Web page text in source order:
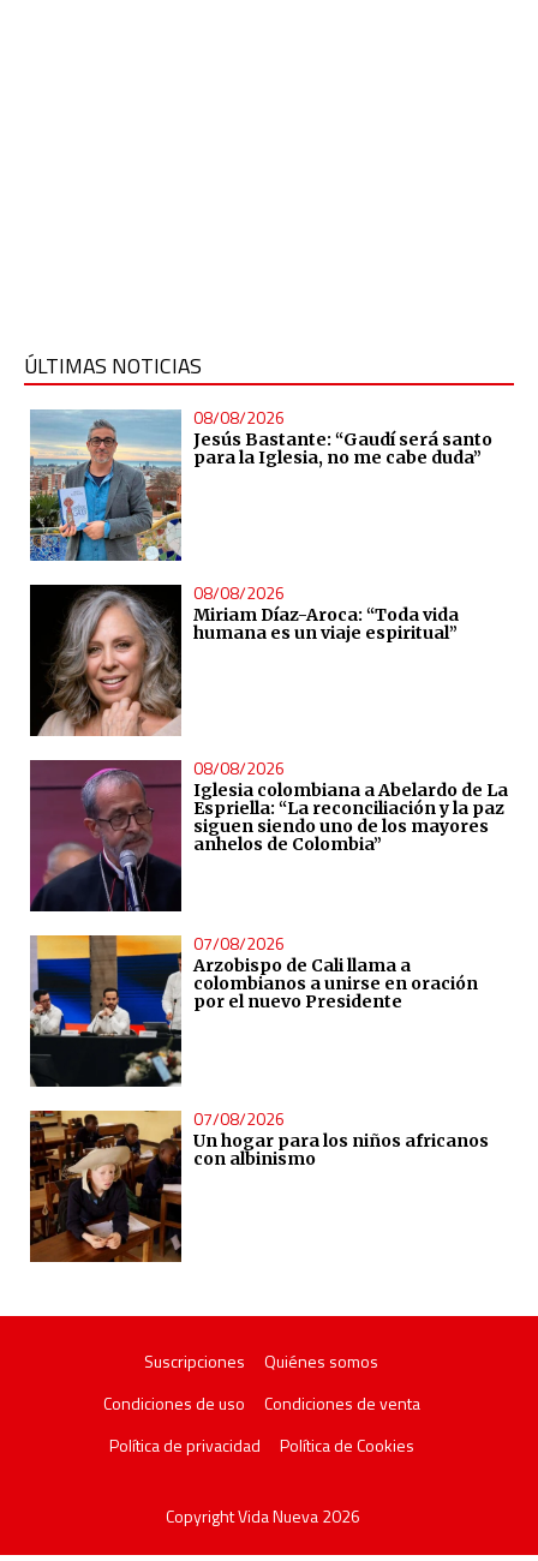
ÚLTIMAS NOTICIAS
08/08/2026
Jesús Bastante: “Gaudí será santo
para la Iglesia, no me cabe duda”
08/08/2026
Miriam Díaz-Aroca: “Toda vida
humana es un viaje espiritual”
08/08/2026
Iglesia colombiana a Abelardo de La
Espriella: “La reconciliación y la paz
siguen siendo uno de los mayores
anhelos de Colombia”
07/08/2026
Arzobispo de Cali llama a
colombianos a unirse en oración
por el nuevo Presidente
07/08/2026
Un hogar para los niños africanos
con albinismo
Suscripciones
Quiénes somos
Condiciones de uso
Condiciones de venta
Política de privacidad
Política de Cookies
Copyright Vida Nueva 2026